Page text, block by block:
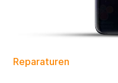
Reparaturen